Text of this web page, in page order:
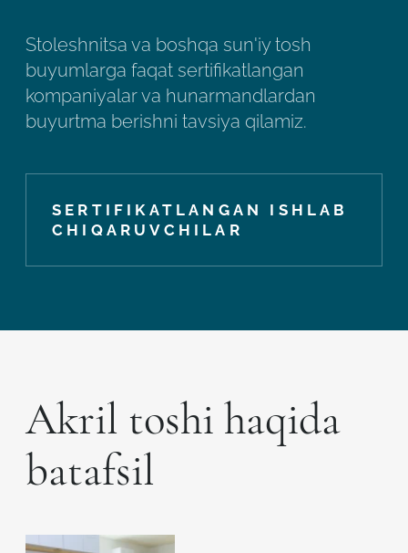
Stoleshnitsa va boshqa sun'iy tosh
buyumlarga faqat sertifikatlangan
kompaniyalar va hunarmandlardan
buyurtma berishni tavsiya qilamiz.
SERTIFIKATLANGAN ISHLAB
CHIQARUVCHILAR
Akril toshi haqida
batafsil